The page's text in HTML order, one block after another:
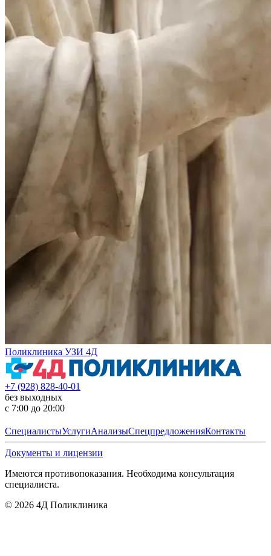
Поликлиника УЗИ 4Д
+7 (928) 828-40-01
без выходных
с 7:00 до 20:00
СпециалистыУслугиАнализыСпецпредложенияКонтакты
Документы и лицензии
Имеются противопоказания. Необходима консультация
специалиста.
© 2026 4Д Поликлиника